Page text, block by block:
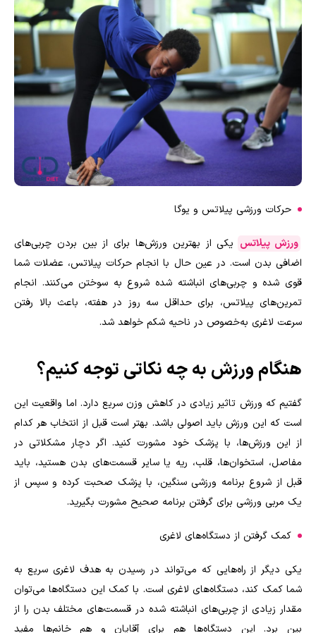
حرکات ورزشی پیلاتس و یوگا
ورزش پیلاتس یکی از بهترین ورزش‌ها برای از بین بردن چربی‌های
اضافی بدن است. در عین حال با انجام حرکات پیلاتس،‌ عضلات شما
قوی شده و چربی‌های انباشته شده شروع به سوختن می‌کنند. انجام
تمرین‌های پیلاتس،‌ برای حداقل سه روز در هفته، باعث بالا رفتن
سرعت لاغری به‌خصوص در ناحیه شکم خواهد شد.
هنگام ورزش به چه نکاتی توجه کنیم؟
گفتیم که ورزش تاثیر زیادی در کاهش وزن سریع دارد. اما واقعیت این
است که این ورزش باید اصولی باشد. بهتر است قبل از انتخاب هر کدام
از این ورزش‌ها، با پزشک خود مشورت کنید. اگر دچار مشکلاتی در
مفاصل، استخوان‌ها، قلب، ریه یا سایر قسمت‌های بدن هستید، باید
قبل از شروع برنامه ورزشی سنگین، با پزشک صحبت کرده و سپس از
یک مربی ورزشی برای گرفتن برنامه صحیح مشورت بگیرید.
کمک گرفتن از دستگاه‌های لاغری
یکی دیگر از راه‌هایی که می‌تواند در رسیدن به هدف لاغری سریع به
شما کمک کند، دستگاه‌های لاغری است. با کمک این دستگاه‌ها می‌توان
مقدار زیادی از چربی‌های انباشته شده در قسمت‌های مختلف بدن را از
بین برد. این دستگاه‌ها هم برای آقایان و هم خانم‌ها مفید